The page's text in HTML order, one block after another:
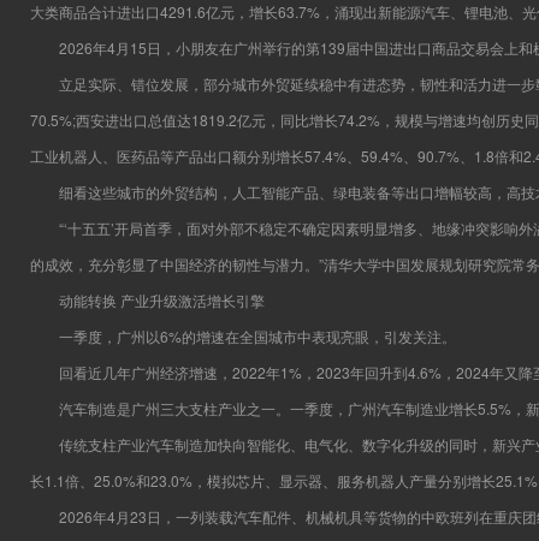
大类商品合计进出口4291.6亿元，增长63.7%，涌现出新能源汽车、锂电池、
2026年4月15日，小朋友在广州举行的第139届中国进出口商品交易会上和
立足实际、错位发展，部分城市外贸延续稳中有进态势，韧性和活力进一
70.5%;西安进出口总值达1819.2亿元，同比增长74.2%，规模与增速均创历
工业机器人、医药品等产品出口额分别增长57.4%、59.4%、90.7%、1.8倍
细看这些城市的外贸结构，人工智能产品、绿电装备等出口增幅较高，高技
“‘十五五’开局首季，面对外部不稳定不确定因素明显增多、地缘冲突影响
的成效，充分彰显了中国经济的韧性与潜力。”清华大学中国发展规划研究院常
动能转换 产业升级激活增长引擎
一季度，广州以6%的增速在全国城市中表现亮眼，引发关注。
回看近几年广州经济增速，2022年1%，2023年回升到4.6%，2024年又降
汽车制造是广州三大支柱产业之一。一季度，广州汽车制造业增长5.5%，
传统支柱产业汽车制造加快向智能化、电气化、数字化升级的同时，新兴
长1.1倍、25.0%和23.0%，模拟芯片、显示器、服务机器人产量分别增长
2026年4月23日，一列装载汽车配件、机械机具等货物的中欧班列在重庆团